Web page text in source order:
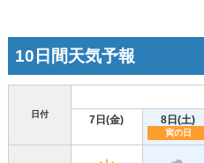
10日間天気予報
日付 7日(金) 8日(土)
寅の日